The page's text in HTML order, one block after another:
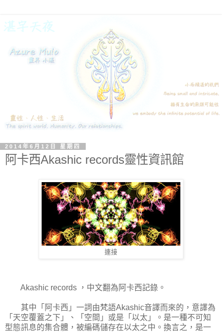
2014年6月12日 星期四
阿卡西Akashic records靈性資訊館
連接
Akashic records ，中文翻為阿卡西記錄。
其中「阿卡西」一詞由梵語Akashic音譯而來的，意譯為
「天空覆蓋之下」、「空間」或是「以太」。是一種不可知
型態訊息的集合體，被編碼儲存在以太之中。換言之，是一